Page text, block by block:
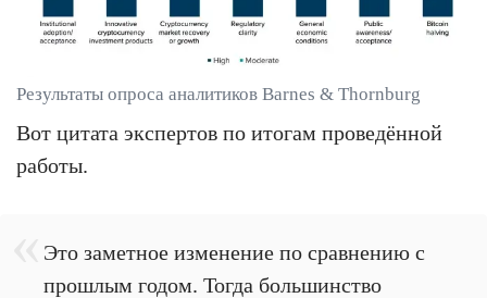
Результаты опроса аналитиков Barnes & Thornburg
Вот цитата экспертов по итогам проведённой
работы.
Это заметное изменение по сравнению с
прошлым годом. Тогда большинство